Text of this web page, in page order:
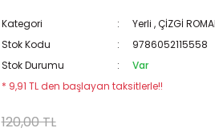
Kategori Yerli ,ÇİZGİ
Stok Kodu
9786052115558
Stok Durumu
Var
* 9,91 TL den başlayan taksitlerle!!
120,00 TL